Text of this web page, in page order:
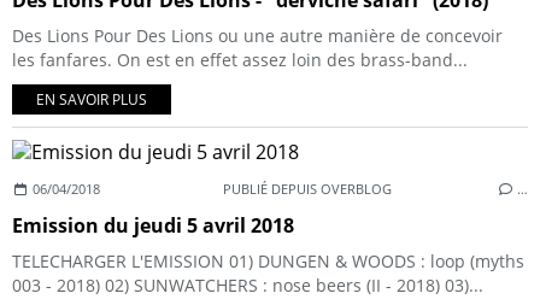
Des Lions Pour Des Lions ou une autre manière de concevoir
les fanfares. On est en effet assez loin des brass-band...
EN SAVOIR PLUS
06/04/2018 PUBLIÉ DEPUIS OVERBLOG …
Emission du jeudi 5 avril 2018
TELECHARGER L'EMISSION 01) DUNGEN & WOODS : loop (myths
003 - 2018) 02) SUNWATCHERS : nose beers (II - 2018) 03)...